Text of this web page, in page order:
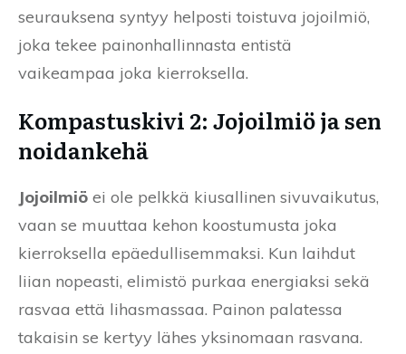
seurauksena syntyy helposti toistuva jojoilmiö,
joka tekee painonhallinnasta entistä
vaikeampaa joka kierroksella.
Kompastuskivi 2: Jojoilmiö ja sen
noidankehä
Jojoilmiö ei ole pelkkä kiusallinen sivuvaikutus,
vaan se muuttaa kehon koostumusta joka
kierroksella epäedullisemmaksi. Kun laihdut
liian nopeasti, elimistö purkaa energiaksi sekä
rasvaa että lihasmassaa. Painon palatessa
takaisin se kertyy lähes yksinomaan rasvana.